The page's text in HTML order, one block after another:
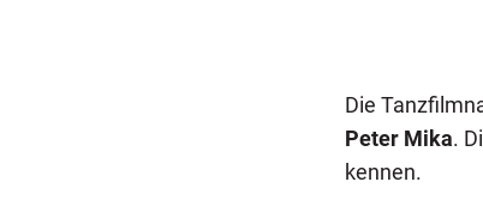
Die
Peter Mika.
kennen.